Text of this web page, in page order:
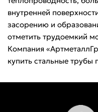
внутренней
засорению и
отметить трудоемкий
Компания
купить стальные